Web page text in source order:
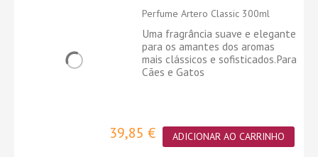
Perfume Artero Classic 300ml
Uma fragrância suave e elegante
para os amantes dos aromas
mais clássicos e sofisticados.Para
Cães e Gatos
39,85 € ADICIONAR AO CARRINHO